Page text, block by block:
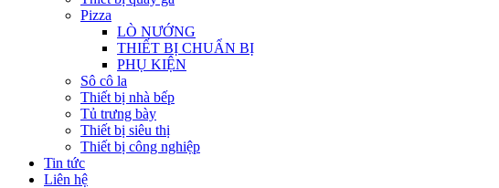
Pizza
LÒ NƯỚNG
THIẾT BỊ CHUẨN BỊ
PHỤ KIỆN
Sô cô la
Thiết bị nhà bếp
Tủ trưng bày
Thiết bị siêu thị
Thiết bị công nghiệp
Tin tức
Liên hệ